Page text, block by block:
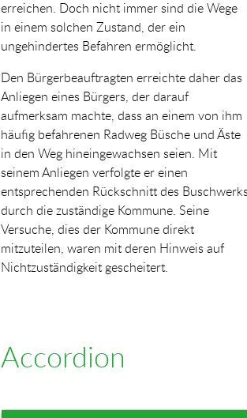
erreichen. Doch nicht immer sind die Wege
in einem solchen Zustand, der ein
ungehindertes Befahren ermöglicht.
Den Bürgerbeauftragten erreichte daher das
Anliegen eines Bürgers, der darauf
aufmerksam machte, dass an einem von ihm
häufig befahrenen Radweg Büsche und Äste
in den Weg hineingewachsen seien. Mit
seinem Anliegen verfolgte er einen
entsprechenden Rückschnitt des Buschwerks
durch die zuständige Kommune. Seine
Versuche, dies der Kommune direkt
mitzuteilen, waren mit deren Hinweis auf
Nichtzuständigkeit gescheitert.
Accordion